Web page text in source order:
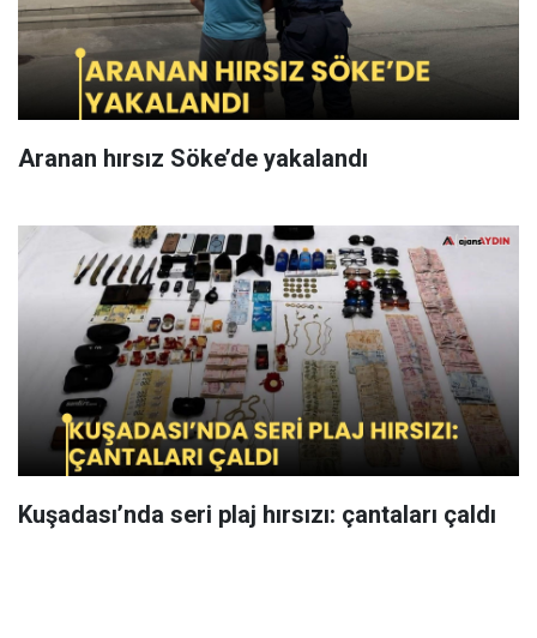
Aranan hırsız Söke’de yakalandı
Kuşadası’nda seri plaj hırsızı: çantaları çaldı